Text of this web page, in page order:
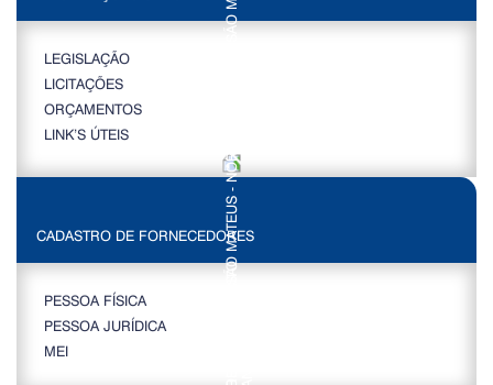
LEGISLAÇÃO
LICITAÇÕES
ORÇAMENTOS
LINK’S ÚTEIS
CADASTRO DE FORNECEDORES
PESSOA FÍSICA
PESSOA JURÍDICA
MEI